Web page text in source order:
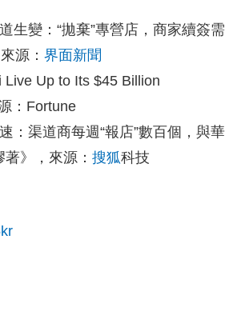
生變：“拋棄”專營店，商家續簽需
源： 界面新聞
Live Up to Its $45 Billion
：Fortune
：渠道商每週“報店”數百個，與華
》，來源： 搜狐科技